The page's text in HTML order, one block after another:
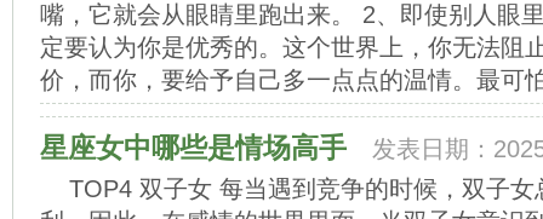
嘴，它就会从眼睛里跑出来。 2、即使别人眼
定要认为你是优秀的。这个世界上，你无法阻
价，而你，要给予自己多一点点的温情。最可
星座女中哪些是情场高手
发表日期：
TOP4 双子女 每当遇到竞争的时候，双子